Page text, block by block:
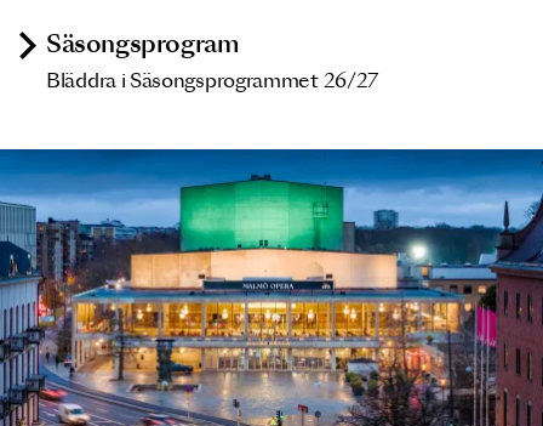
Säsongsprogram
Bläddra i Säsongsprogrammet 26/27